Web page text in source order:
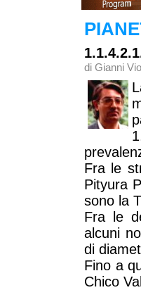
di Gianni
Fra le
Pityura
sono la
Fra le
alcuni
di
Fino a
Chico